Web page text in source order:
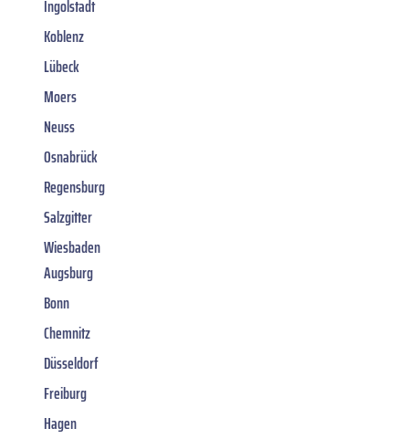
Ingolstadt
Koblenz
Lübeck
Moers
Neuss
Osnabrück
Regensburg
Salzgitter
Wiesbaden
Augsburg
Bonn
Chemnitz
Düsseldorf
Freiburg
Hagen